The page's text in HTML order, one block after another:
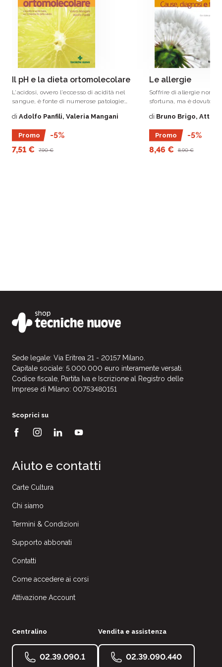
e di chiunque voglia accrescere le proprie
conoscenze e competenze
Il pH e la dieta ortomolecolare
L'acidosi, ovvero l'eccesso di acidità nel
sangue, è fonte di numerose patologie:
sovrappeso, dalla cellulite all'asma, dalla
depressione a gravi malattie degenerative.
di Adolfo Panfili, Valeria Mangani
Promo
-5%
7,51 €
7,90 €
Le allergie
Soffrire di allergie non è
sfortuna, ma è dovuto
mette in atto fin dalla
anche durante la vita
conquistarsi, con fatica,
le sostanze che lo
respiratorie o ambientali
di Bruno Brigo, Attilio
Promo
-5%
8,46 €
8,90 €
Sede legale: Via Eritrea 21 - 20157 Milano.
Capitale sociale: 5.000.000 euro interamente versati.
Codice fiscale, Partita Iva e Iscrizione al Registro delle
Imprese di Milano: 00753480151
Scoprici su
Aiuto e contatti
Carte Cultura
Chi siamo
Termini & Condizioni
Supporto abbonati
Contatti
Come accedere ai corsi
Attivazione Account
Centralino
02.39.090.1
Vendita e assistenza
02.39.090.440